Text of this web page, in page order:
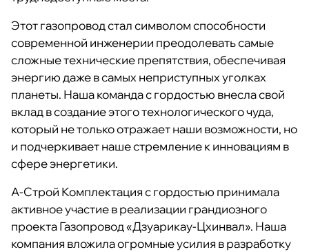
Этот газопровод стал символом способности
современной инженерии преодолевать самые
сложные технические препятствия, обеспечивая
энергию даже в самых неприступных уголках
планеты. Наша команда с гордостью внесла свой
вклад в создание этого технологического чуда,
который не только отражает наши возможности, но
и подчеркивает наше стремление к инновациям в
сфере энергетики.
А-Строй Комплектация с гордостью принимала
активное участие в реализации грандиозного
проекта Газопровод «Дзуарикау-Цхинвал». Наша
компания вложила огромные усилия в разработку